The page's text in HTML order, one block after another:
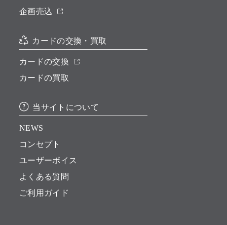
企画売込
カードの交換・買取
カードの交換
カードの買取
当サイトについて
NEWS
コンセプト
ユーザーボイス
よくある質問
ご利用ガイド